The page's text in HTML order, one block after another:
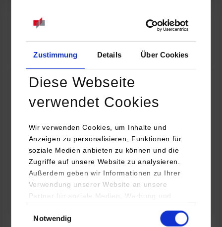
Zustimmung Details Über Cookies
Diese Webseite
verwendet Cookies
Wir verwenden Cookies, um Inhalte und
Anzeigen zu personalisieren, Funktionen für
soziale Medien anbieten zu können und die
Zugriffe auf unsere Website zu analysieren.
Außerdem geben wir Informationen zu Ihrer
Verwendung unserer Website an unsere
Partner für soziale Medien, Werbung und
YouTube, Google Maps) führen diese
Notwendig
Online INDIS-Infoveranstaltung für Studierende
Zum Event
Technologietag: Clean Urban Transportation –
nachhaltige Mobilität im (sub)urbanen Umfeld
16.09.2026 - 17.09.2026
Im Mittelpunkt stehen elektrische Antriebe, moderne
Batterietechnologien und innovative Fahrzeugkonzepte für
nachhaltige Mobilität in Stadt und…